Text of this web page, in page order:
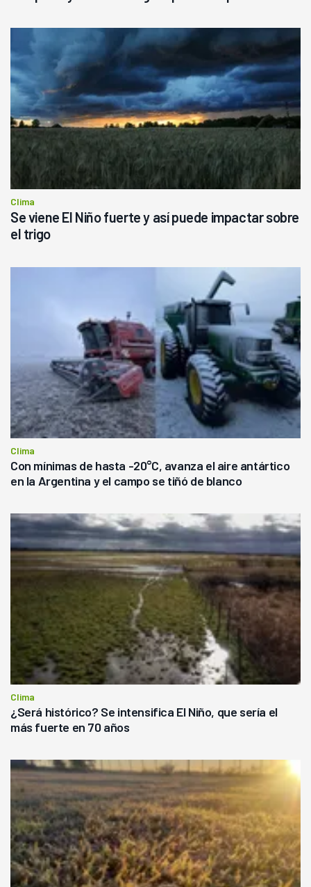
Clima
Se viene El Niño fuerte y así puede impactar sobre
el trigo
Clima
Con mínimas de hasta -20°C, avanza el aire antártico
en la Argentina y el campo se tiñó de blanco
Clima
¿Será histórico? Se intensifica El Niño, que sería el
más fuerte en 70 años